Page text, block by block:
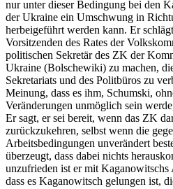
nur unter dieser Bedingung bei den
der Ukraine ein Umschwung in
herbeigeführt werden kann. Er
Vorsitzenden des Rates der
politischen Sekretär des ZK der
Ukraine (Bolschewiki) zu machen,
Sekretariats und des Politbüros zu
Meinung, dass es ihm, Schumski,
Veränderungen unmöglich sein
Er sagt, er sei bereit, wenn das ZK
zurückzukehren, selbst wenn die
Arbeitsbedingungen unverändert
überzeugt, dass dabei nichts
unzufrieden ist er mit
dass es Kaganowitsch gelungen ist,